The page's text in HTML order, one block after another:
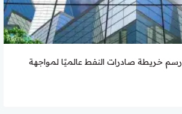
رسم خريطة صادرات النفط عالميًا لمواجهة